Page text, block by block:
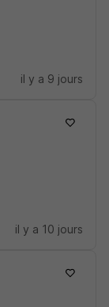
il y a 9 jours
il y a 10 jours